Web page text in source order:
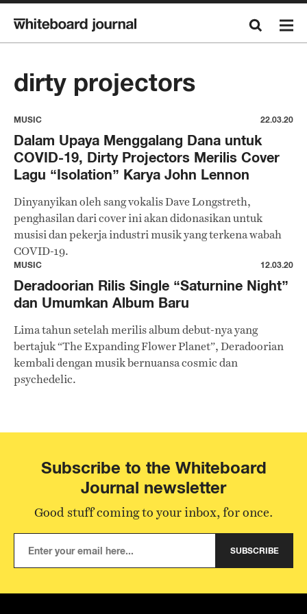
dirty projectors
MUSIC 22.03.20
Dalam Upaya Menggalang Dana untuk
COVID-19, Dirty Projectors Merilis Cover
Lagu “Isolation” Karya John Lennon
Dinyanyikan oleh sang vokalis Dave Longstreth,
penghasilan dari cover ini akan didonasikan untuk
musisi dan pekerja industri musik yang terkena wabah
COVID-19.
MUSIC 12.03.20
Deradoorian Rilis Single “Saturnine Night”
dan Umumkan Album Baru
Lima tahun setelah merilis album debut-nya yang
bertajuk “The Expanding Flower Planet”, Deradoorian
kembali dengan musik bernuansa cosmic dan
psychedelic.
Subscribe to the Whiteboard
Journal newsletter
Good stuff coming to your inbox, for once.
SUBSCRIBE